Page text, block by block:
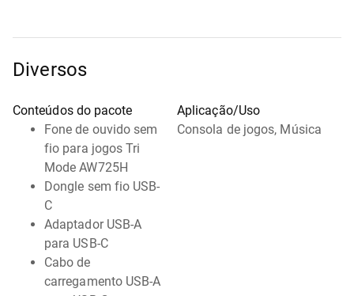
Diversos
Conteúdos do pacote
Fone de ouvido sem
fio para jogos Tri
Mode AW725H
Dongle sem fio USB-
C
Adaptador USB-A
para USB-C
Cabo de
carregamento USB-A
Aplicação/Uso
Consola de jogos, Música